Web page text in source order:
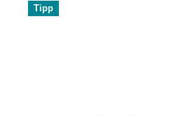
Tipp